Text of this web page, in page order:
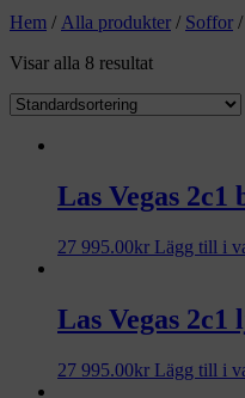
Hem / Alla produkter / Soffor /
Visar alla 8 resultat
Las Vegas 2c1
27 995.00kr Lägg till i
Las Vegas 2c1
27 995.00kr Lägg till i